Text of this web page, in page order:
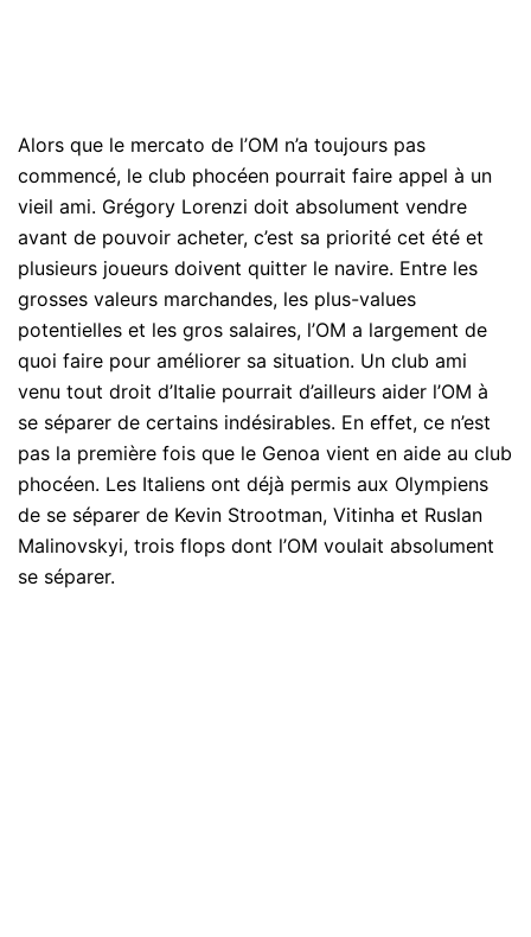
Alors que le mercato de l’OM n’a toujours pas
commencé, le club phocéen pourrait faire appel à un
vieil ami. Grégory Lorenzi doit absolument vendre
avant de pouvoir acheter, c’est sa priorité cet été et
plusieurs joueurs doivent quitter le navire. Entre les
grosses valeurs marchandes, les plus-values
potentielles et les gros salaires, l’OM a largement de
quoi faire pour améliorer sa situation. Un club ami
venu tout droit d’Italie pourrait d’ailleurs aider l’OM à
se séparer de certains indésirables. En effet, ce n’est
pas la première fois que le Genoa vient en aide au club
phocéen. Les Italiens ont déjà permis aux Olympiens
de se séparer de Kevin Strootman, Vitinha et Ruslan
Malinovskyi, trois flops dont l’OM voulait absolument
se séparer.